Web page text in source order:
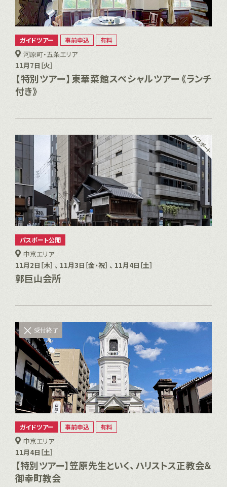
ガイドツアー 事前申込 有料
河原町・五条エリア
11月7日［火］
【特別ツアー】東華菜館スペシャルツアー《ランチ
付き》
パスポート公開
中京エリア
11月2日［木］ 、 11月3日［金・祝］ 、 11月4日［土］
郭巨山会所
受付終了
ガイドツアー 事前申込 有料
中京エリア
11月4日［土］
【特別ツアー】笠原先生といく、ハリストス正教会＆
御幸町教会